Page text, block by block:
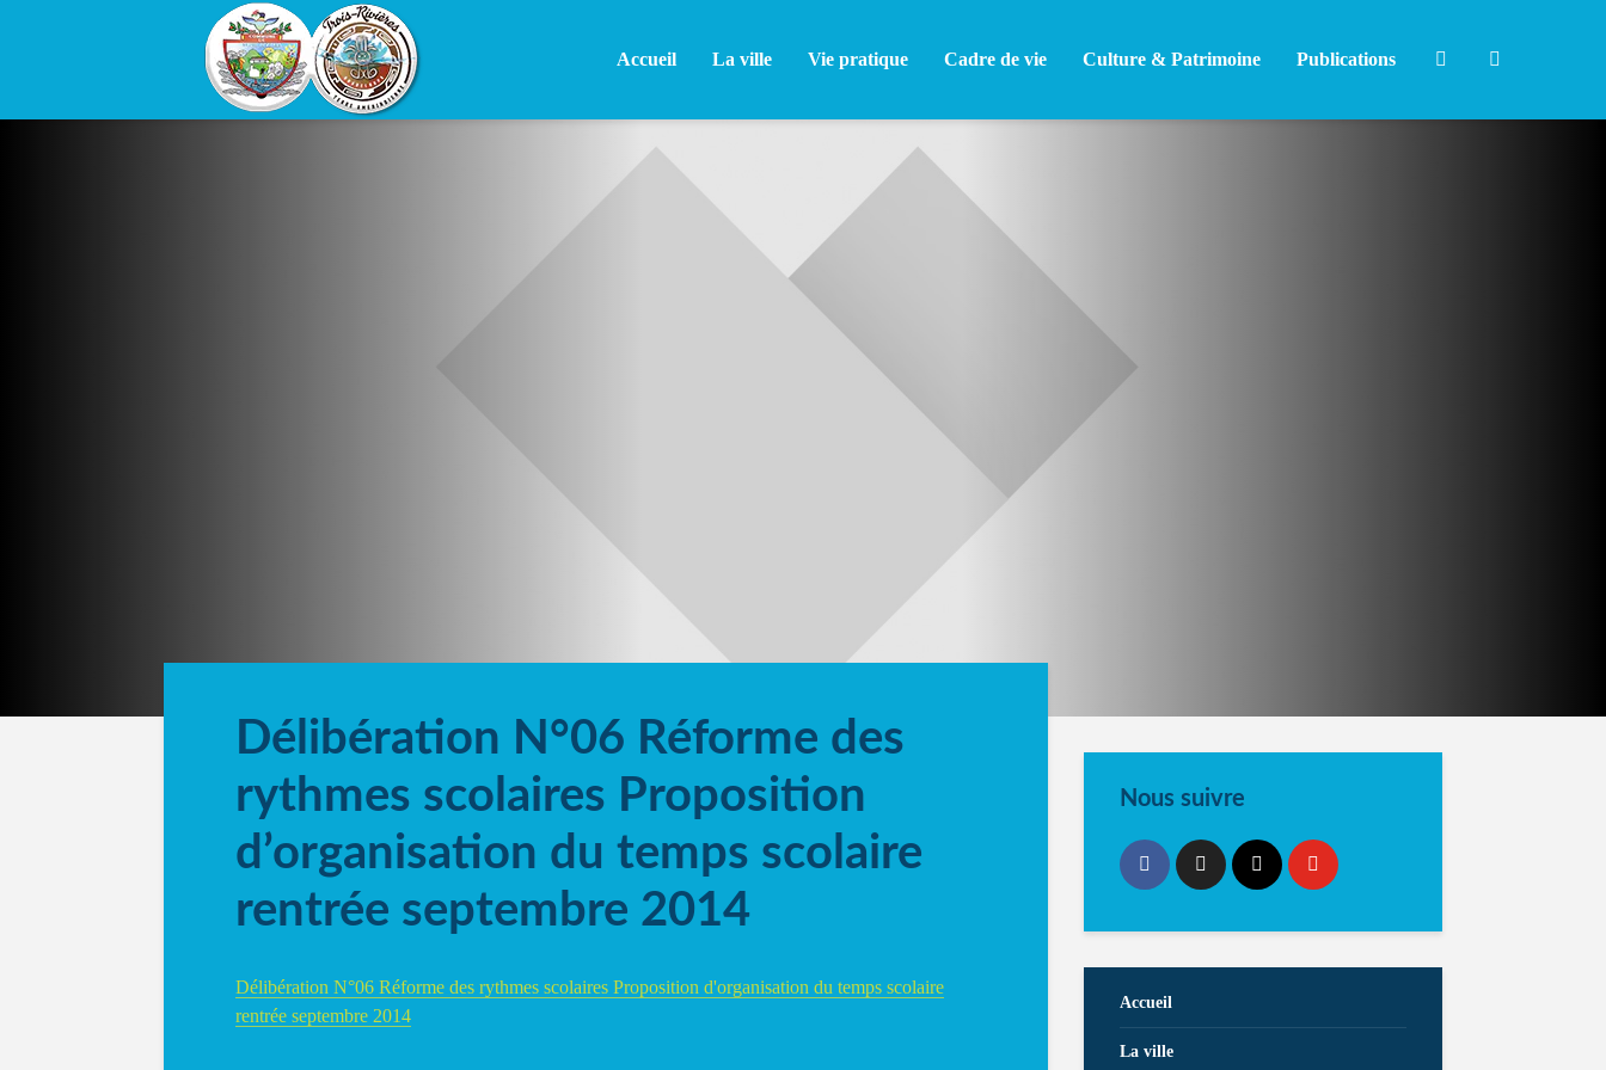
Accueil La ville Vie pratique Cadre de vie Culture & Patrimoine Publications
Délibération N°06 Réforme des
rythmes scolaires Proposition
d’organisation du temps scolaire
rentrée septembre 2014
Délibération N°06 Réforme des rythmes scolaires Proposition d'organisation du temps scolaire
rentrée septembre 2014
Nous suivre
Accueil
La ville